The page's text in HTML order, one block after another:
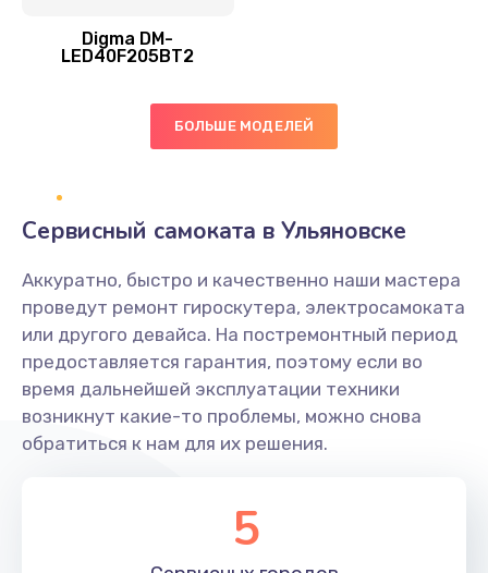
Замена видеочипа
Заказать
Настройка ОС
1060 руб.
Заказать
Чистка от пыли
890 руб.
Замена южного моста
Digma DM-
LED40F205BT2
БОЛЬШЕ МОДЕЛЕЙ
Сервисный самоката в Ульяновске
Аккуратно, быстро и качественно наши мастера
проведут ремонт гироскутера, электросамоката
или другого девайса. На постремонтный период
предоставляется гарантия, поэтому если во
время дальнейшей эксплуатации техники
возникнут какие-то проблемы, можно снова
обратиться к нам для их решения.
5